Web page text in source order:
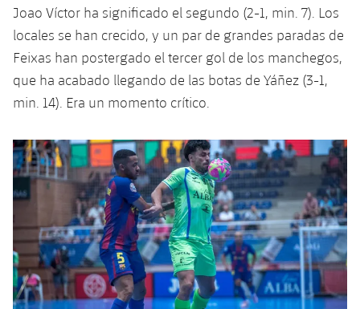
Jugadores
Historia
Clasificaciones
Juvenil
Infantil
Alevín
Noticias
Atletismo
plusicon
más
Actualidad
Masculino
Femenino
Agenda
Baloncesto en silla de ruedas
plusicon
más
Jugadores
Calendario
Resultados
Clasificaciones
Actualidad
Jugadores
Calendario
Resultados
Hockey hierba
plusicon
más
Noticias
Hockey Hierba Masculino
Hockey Hierba Femenino
Patinaje artístico
plusicon
más
Actualidad
Plantilla
Escuela de Patinaje
Rugby
plusicon
más
Joao Víctor ha significado el segundo (2-1, min. 7). Los
locales se han crecido, y un par de grandes paradas de
Feixas han postergado el tercer gol de los manchegos,
que ha acabado llegando de las botas de Yáñez (3-1,
min. 14). Era un momento crítico.